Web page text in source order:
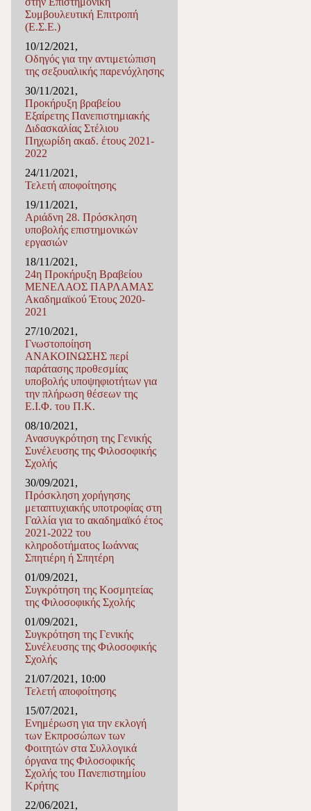
Συμβουλευτική Επιτροπή
(Ε.Σ.Ε.)
10/12/2021,
Οδηγός για την αντιμετώπιση
της σεξουαλικής παρενόχλησης
30/11/2021,
Προκήρυξη βραβείου
Εξαίρετης Πανεπιστημιακής
Διδασκαλίας Στέλιου
Πηχωρίδη ακαδ. έτους 2021-
2022
24/11/2021,
Τελετή αποφοίτησης
19/11/2021,
Αριάδνη 28. Πρόσκληση
υποβολής επιστημονικών
εργασιών
18/11/2021,
24η Προκήρυξη Βραβείου
ΜΕΝΕΛΑΟΣ ΠΑΡΛΑΜΑΣ
Ακαδημαϊκού Έτους 2020-
2021
27/10/2021,
Γνωστοποίηση
ΑΝΑΚΟΙΝΩΣΗΣ περί
παράτασης προθεσμίας
υποβολής υποψηφιοτήτων για
την πλήρωση θέσεων της
Ε.Ι.Φ. του Π.K.
08/10/2021,
Ανασυγκρότηση της Γενικής
Συνέλευσης της Φιλοσοφικής
Σχολής
30/09/2021,
Πρόσκληση χορήγησης
μεταπτυχιακής υποτροφίας στη
Γαλλία για το ακαδημαϊκό έτος
2021-2022 του
κληροδοτήματος Ιωάννας
Σπητιέρη ή Σπητέρη
01/09/2021,
Συγκρότηση της Κοσμητείας
της Φιλοσοφικής Σχολής
01/09/2021,
Συγκρότηση της Γενικής
Συνέλευσης της Φιλοσοφικής
Σχολής
21/07/2021, 10:00
Τελετή αποφοίτησης
15/07/2021,
Ενημέρωση για την εκλογή
των Εκπροσώπων των
Φοιτητών στα Συλλογικά
όργανα της Φιλοσοφικής
Σχολής του Πανεπιστημίου
Κρήτης
22/06/2021,